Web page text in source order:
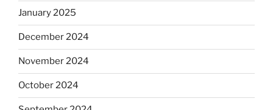
January 2025
December 2024
November 2024
October 2024